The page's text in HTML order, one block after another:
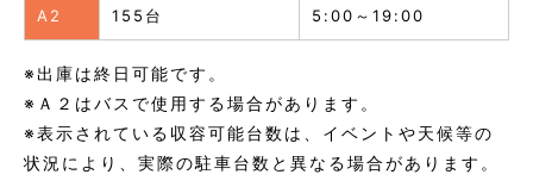
A2 155台 5:00～19:00
※出庫は終日可能です。
※Ａ２はバスで使用する場合があります。
※表示されている収容可能台数は、イベントや天候等の
状況により、実際の駐車台数と異なる場合があります。